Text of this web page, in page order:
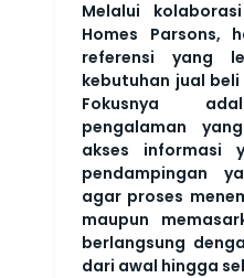
Melalui
Homes Parsons,
referensi yang
kebutuhan jual
Fokusnya
pengalaman
akses informasi
pendampingan
agar proses
maupun
berlangsung
dari awal hingga